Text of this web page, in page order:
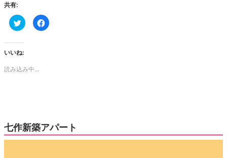
共有:
ク
リ
し
て
Twitter
共
ウ
で
開
き
Facebook
で
い
(新
し
い
いいね:
読み込み中...
七作新築アパート